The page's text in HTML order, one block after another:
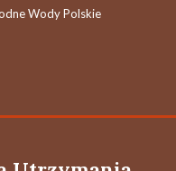
Wody Polskie